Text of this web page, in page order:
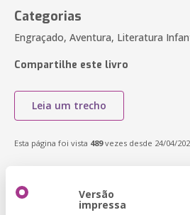
Categorias
Engraçado, Aventura, Literatura
Compartilhe este livro
Leia um trecho
Esta página foi vista 489vezes desde 24/04/
Versão
impressa